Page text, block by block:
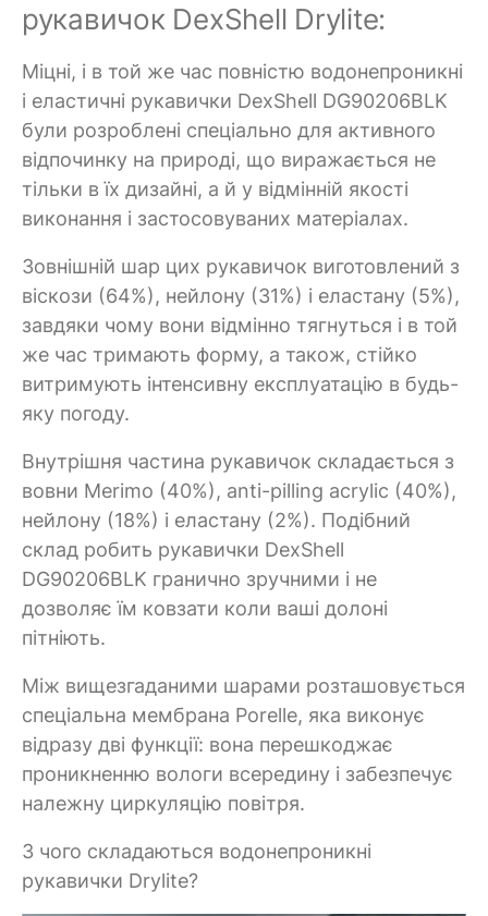
рукавичок DexShell Drylite:
Міцні, і в той же час повністю водонепроникні
і еластичні рукавички DexShell DG90206BLK
були розроблені спеціально для активного
відпочинку на природі, що виражається не
тільки в їх дизайні, а й у відмінній якості
виконання і застосовуваних матеріалах.
Зовнішній шар цих рукавичок виготовлений з
віскози (64%), нейлону (31%) і еластану (5%),
завдяки чому вони відмінно тягнуться і в той
же час тримають форму, а також, стійко
витримують інтенсивну експлуатацію в будь-
яку погоду.
Внутрішня частина рукавичок складається з
вовни Merimo (40%), anti-pilling acrylic (40%),
нейлону (18%) і еластану (2%). Подібний
склад робить рукавички DexShell
DG90206BLK гранично зручними і не
дозволяє їм ковзати коли ваші долоні
пітніють.
Між вищезгаданими шарами розташовується
спеціальна мембрана Porelle, яка виконує
відразу дві функції: вона перешкоджає
проникненню вологи всередину і забезпечує
належну циркуляцію повітря.
З чого складаються водонепроникні
рукавички Drylite?